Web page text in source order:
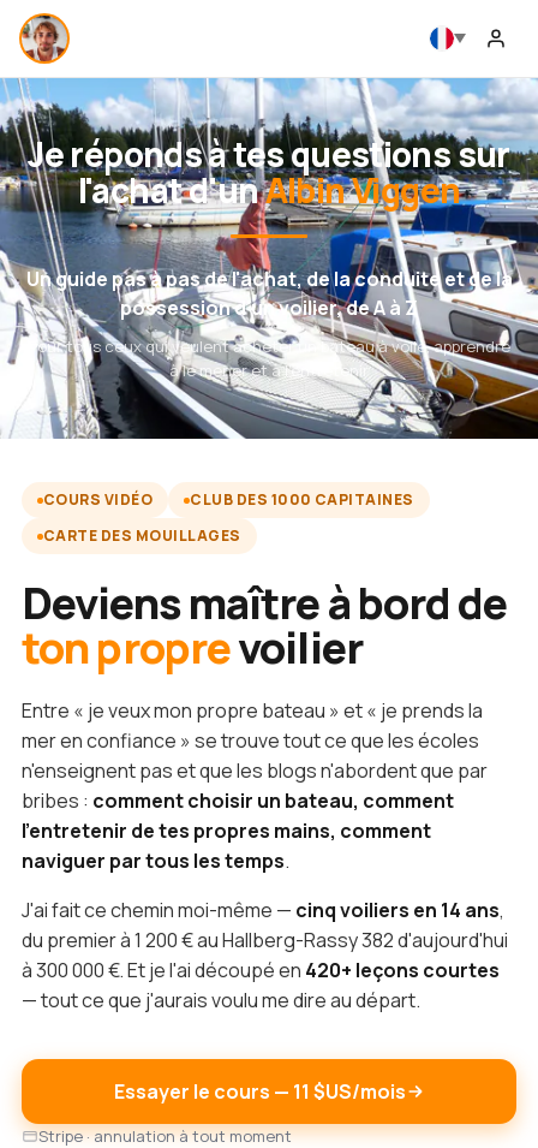
Je réponds à tes questions sur
l'achat d'unAlbin Viggen
Un guide pas à pas de l'achat, de la conduite et de la
possession d'un voilier, de A à Z
Pour tous ceux qui veulent acheter un bateau à voile, apprendre
à le mener et à l'entretenir
COURS VIDÉO
CLUB DES 1000 CAPITAINES
CARTE DES MOUILLAGES
Deviens maître à bord de
ton proprevoilier
Entre « je veux mon propre bateau » et « je prends la
mer en confiance » se trouve tout ce que les écoles
n'enseignent pas et que les blogs n'abordent que par
bribes : comment choisir un bateau, comment
l'entretenir de tes propres mains, comment
naviguer par tous les temps.
J'ai fait ce chemin moi-même — cinq voiliers en 14 ans,
du premier à 1 200 € au Hallberg-Rassy 382 d'aujourd'hui
à 300 000 €. Et je l'ai découpé en 420+ leçons courtes
— tout ce que j'aurais voulu me dire au départ.
Essayer le cours — 11 $US/mois
Stripe · annulation à tout moment